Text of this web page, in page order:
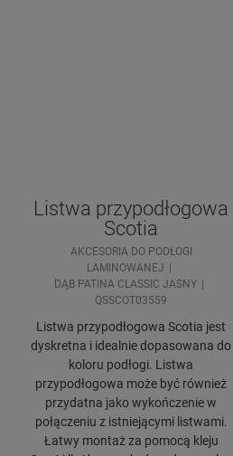
Listwa przypodłogowa
Scotia
AKCESORIA DO PODŁOGI
LAMINOWANEJ
DĄB PATINA CLASSIC JASNY
QSSCOT03559
Listwa przypodłogowa Scotia jest
dyskretna i idealnie dopasowana do
koloru podłogi. Listwa
przypodłogowa może być również
przydatna jako wykończenie w
połączeniu z istniejącymi listwami.
Łatwy montaż za pomocą kleju